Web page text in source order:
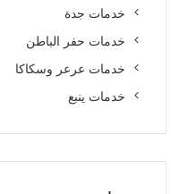
خدمات جدة
خدمات حفر الباطن
خدمات عرعر وسكاكا
خدمات ينبع